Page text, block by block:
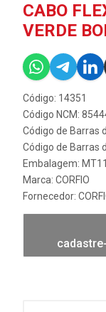
CABO
VERDE
Código: 14351
Código NCM:
Código de Barras
Código de Barras
Embalagem:
Marca: CORFIO
Fornecedor: